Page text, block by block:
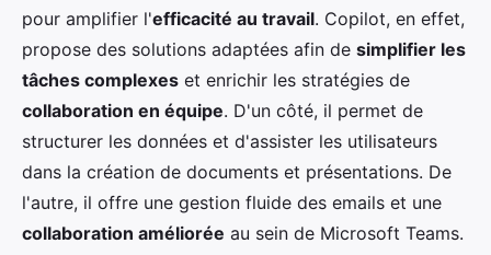
pour amplifier l'efficacité au travail. Copilot, en effet,
propose des solutions adaptées afin de simplifier les
tâches complexes et enrichir les stratégies de
collaboration en équipe. D'un côté, il permet de
structurer les données et d'assister les utilisateurs
dans la création de documents et présentations. De
l'autre, il offre une gestion fluide des emails et une
collaboration améliorée au sein de Microsoft Teams.